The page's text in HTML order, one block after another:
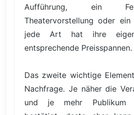
Aufführung, ein
Theatervorstellung oder
jede Art hat ihre
entsprechende Preisspannen.
Das zweite wichtige
Nachfrage. Je näher die
und je mehr Publikum